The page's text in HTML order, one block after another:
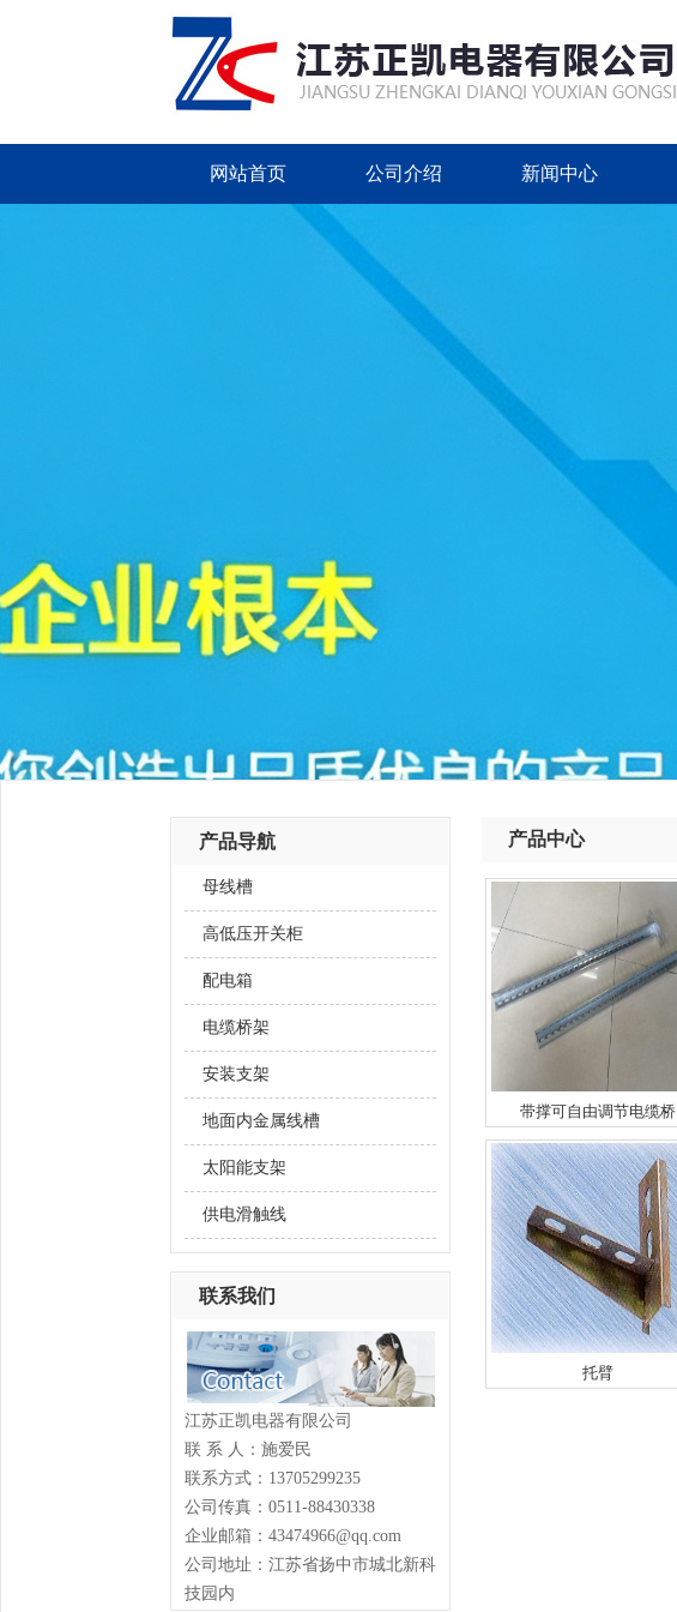
网站首页 公司介绍 新闻中心
产品导航
母线槽
高低压开关柜
配电箱
电缆桥架
安装支架
地面内金属线槽
太阳能支架
供电滑触线
联系我们
江苏正凯电器有限公司
联 系 人：施爱民
联系方式：13705299235
公司传真：0511-88430338
企业邮箱：43474966@qq.com
公司地址：江苏省扬中市城北新科
技园内
产品中心
带撑可自由调节电缆桥
托臂